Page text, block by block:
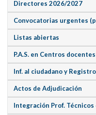
Directores 2026/2027
Convocatorias urgentes
Listas abiertas
P.A.S. en Centros docentes
Inf. al ciudadano y
Actos de Adjudicación
Integración Prof. Técnicos